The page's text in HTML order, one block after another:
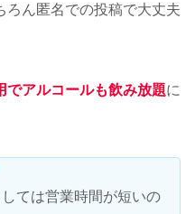
ろん匿名での投稿で大丈夫
でアルコールも飲み放題に
ては営業時間が短いの